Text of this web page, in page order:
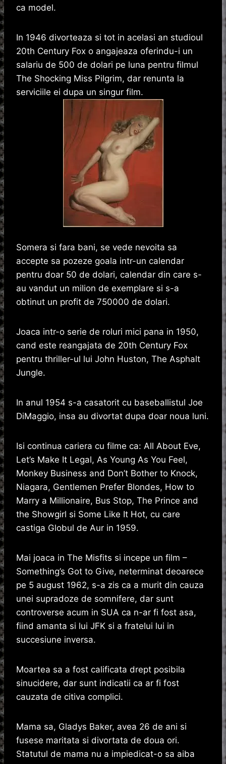
ca model.
In 1946 divorteaza si tot in acelasi an studioul
20th Century Fox o angajeaza oferindu-i un
salariu de 500 de dolari pe luna pentru filmul
The Shocking Miss Pilgrim, dar renunta la
serviciile ei dupa un singur film.
Somera si fara bani, se vede nevoita sa
accepte sa pozeze goala intr-un calendar
pentru doar 50 de dolari, calendar din care s-
au vandut un milion de exemplare si s-a
obtinut un profit de 750000 de dolari.
Joaca intr-o serie de roluri mici pana in 1950,
cand este reangajata de 20th Century Fox
pentru thriller-ul lui John Huston, The Asphalt
Jungle.
In anul 1954 s-a casatorit cu baseballistul Joe
DiMaggio, insa au divortat dupa doar noua luni.
Isi continua cariera cu filme ca: All About Eve,
Let’s Make It Legal, As Young As You Feel,
Monkey Business and Don’t Bother to Knock,
Niagara, Gentlemen Prefer Blondes, How to
Marry a Millionaire, Bus Stop, The Prince and
the Showgirl si Some Like It Hot, cu care
castiga Globul de Aur in 1959.
Mai joaca in The Misfits si incepe un film –
Something’s Got to Give, neterminat deoarece
pe 5 august 1962, s-a zis ca a murit din cauza
unei supradoze de somnifere, dar sunt
controverse acum in SUA ca n-ar fi fost asa,
fiind amanta si lui JFK si a fratelui lui in
succesiune inversa.
Moartea sa a fost calificata drept posibila
sinucidere, dar sunt indicatii ca ar fi fost
cauzata de citiva complici.
Mama sa, Gladys Baker, avea 26 de ani si
fusese maritata si divortata de doua ori.
Statutul de mama nu a impiedicat-o sa aiba